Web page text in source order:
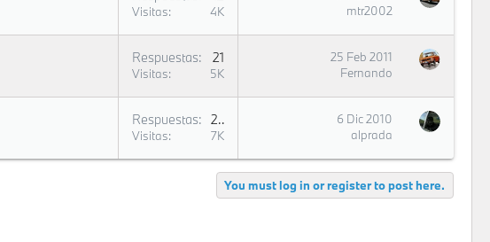
Visitas 4K
mtr2002
Respuestas 21
Visitas 5K
25 Feb 2011
Fernando
Respuestas 24
Visitas 7K
6 Dic 2010
alprada
You must log in or register to post here.